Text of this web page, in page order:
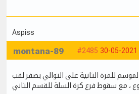
Aspiss
#2485 30-05-2021
montana-89
للمرة الثانية على التوالي بصفر لقب
، مع سقوط فرع كرة السلة للقسم الثاني